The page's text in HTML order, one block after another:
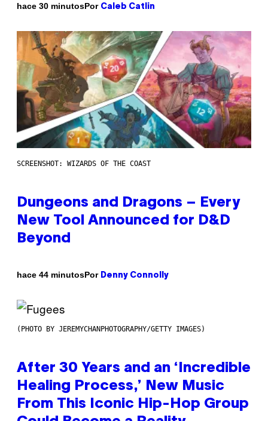
hace 30 minutosPor Caleb Catlin
SCREENSHOT: WIZARDS OF THE COAST
Dungeons and Dragons – Every
New Tool Announced for D&D
Beyond
hace 44 minutosPor Denny Connolly
(PHOTO BY JEREMYCHANPHOTOGRAPHY/GETTY IMAGES)
After 30 Years and an ‘Incredible
Healing Process,’ New Music
From This Iconic Hip-Hop Group